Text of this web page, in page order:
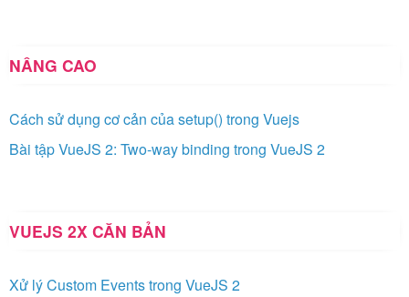
NÂNG CAO
Cách sử dụng cơ cản của setup() trong Vuejs
Bài tập VueJS 2: Two-way binding trong VueJS 2
VUEJS 2X CĂN BẢN
Xử lý Custom Events trong VueJS 2